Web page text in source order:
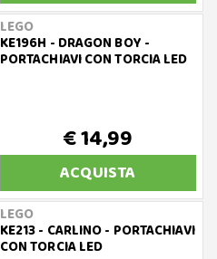
LEGO
KE196H - DRAGON BOY -
PORTACHIAVI CON TORCIA LED
€ 14,99
ACQUISTA
LEGO
KE213 - CARLINO - PORTACHIAVI
CON TORCIA LED